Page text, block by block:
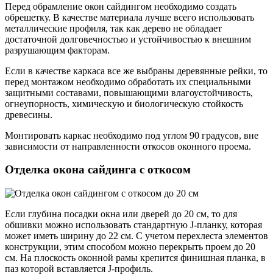
Перед обрамление окон сайдингом необходимо создать
обрешетку. В качестве материала лучше всего использовать
металлические профиля, так как дерево не обладает
достаточной долговечностью и устойчивостью к внешним
разрушающим факторам.
Если в качестве каркаса все же выбраны деревянные рейки, то
перед монтажом необходимо обработать их специальными
защитными составами, повышающими влагоустойчивость,
огнеупорность, химическую и биологическую стойкость
древесины.
Монтировать каркас необходимо под углом 90 градусов, вне
зависимости от направленности откосов оконного проема.
Отделка окона сайдинга с откосом
Если глубина посадки окна или дверей до 20 см, то для
обшивки можно использовать стандартную J-планку, которая
может иметь ширину до 22 см. С учетом перехлеста элементов
конструкции, этим способом можно перекрыть проем до 20
см. На плоскость оконной рамы крепится финишная планка, в
паз которой вставляется J-профиль.